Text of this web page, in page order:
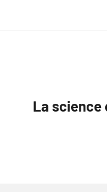
La science